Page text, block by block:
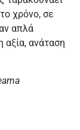
χρόνο, σε
απλά
αξία, ανάταση